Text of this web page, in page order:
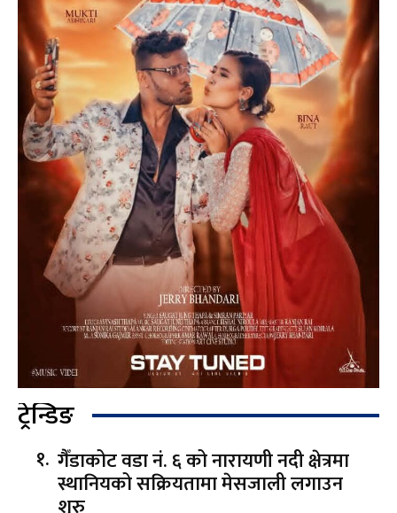
ट्रेन्डिङ
गैँडाकोट वडा नं. ६ को नारायणी नदी क्षेत्रमा
स्थानियको सक्रियतामा मेसजाली लगाउन